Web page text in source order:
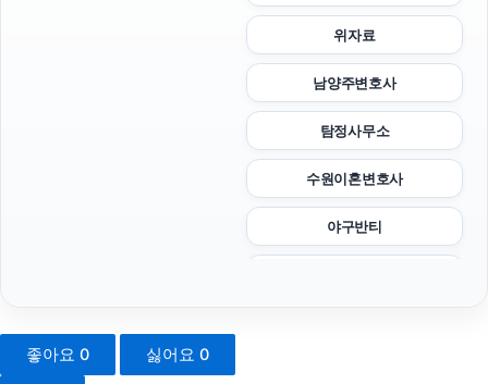
위자료
남양주변호사
탐정사무소
수원이혼변호사
야구반티
좋아요 0 싫어요 0